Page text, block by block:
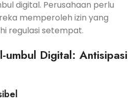
digital. Perusahaan perlu
memperoleh izin yang
regulasi setempat.
umbul Digital: Antisipasi